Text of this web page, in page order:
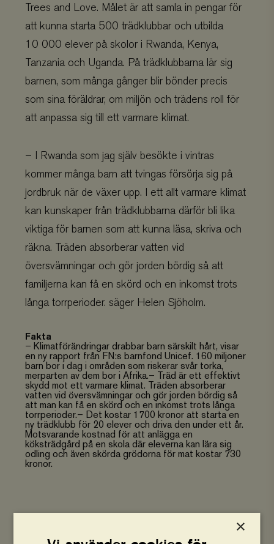
Trees and Love. Målet är att samla in pengar för
att kunna starta 500 trädklubbar och utbilda
10 000 elever på skolor i Rwanda, Kenya,
Tanzania och Uganda. På trädklubbarna lär sig
barnen, som många gånger blir bönder precis
som sina föräldrar, om miljön och trädens roll för
att anpassa sig till ett varmare klimat.
– I Rwanda som jag själv besökte i vintras
kommer många barn att tvingas försörja sig på
jordbruk när de växer upp. I ett allt varmare klimat
kan kunskaper från trädklubbarna därför bli lika
viktiga för barnen som att kunna läsa, skriva och
räkna. Träden absorberar vatten vid
översvämningar och gör jorden bördig så att
familjerna kan få en skörd och en inkomst trots
långa torrperioder. säger Helen Sjöholm.
Fakta
– Klimatförändringar drabbar barn särskilt hårt, visar
en ny rapport från FN:s barnfond Unicef. 160 miljoner
barn bor i dag i områden som riskerar svår torka,
merparten av dem bor i Afrika.– Träd är ett effektivt
skydd mot ett varmare klimat. Träden absorberar
vatten vid översvämningar och gör jorden bördig så
att man kan få en skörd och en inkomst trots långa
torrperioder.– Det kostar 1700 kronor att starta en
ny trädklubb för 20 elever och driva den under ett år.
Motsvarande kostnad för att anlägga en
köksträdgård på en skola där eleverna kan lära sig
odling och även skörda grödorna för mat kostar 730
kronor.
×